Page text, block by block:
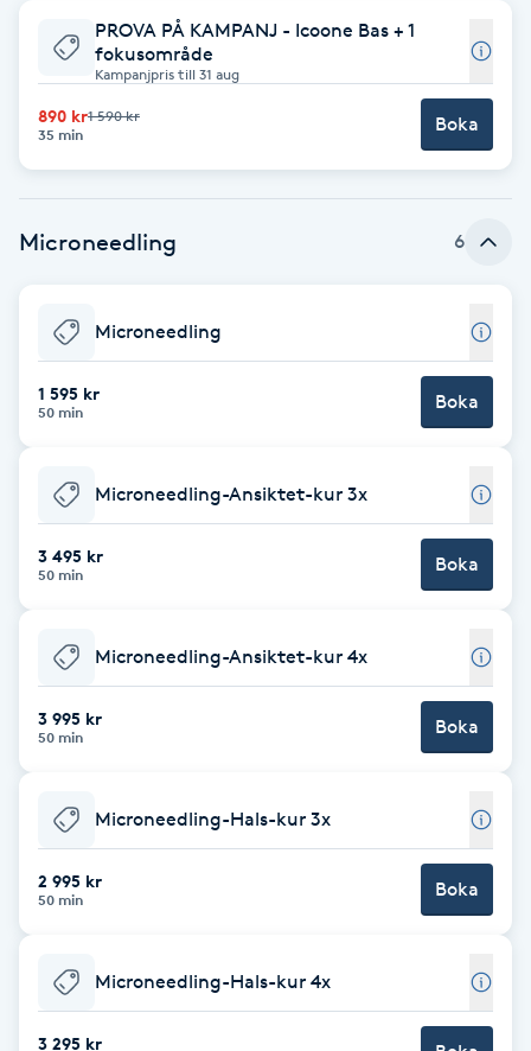
Babylights
Balayage
Bambumassage
Barber
Blowout
Bottenfärg
Brynformning
Brynfärgning
Bröllopsuppsättning
Coachning
Color correction
PROVA PÅ KAMPANJ - Icoone Bas + 1
fokusområde
Kampanjpris till 31 aug
890 kr1 590 kr
35 min
Boka
Microneedling 6
Microneedling
1 595 kr
50 min Boka
Microneedling-Ansiktet-kur 3x
3 495 kr
50 min Boka
Microneedling-Ansiktet-kur 4x
3 995 kr
50 min Boka
Microneedling-Hals-kur 3x
2 995 kr
50 min Boka
Microneedling-Hals-kur 4x
3 295 kr